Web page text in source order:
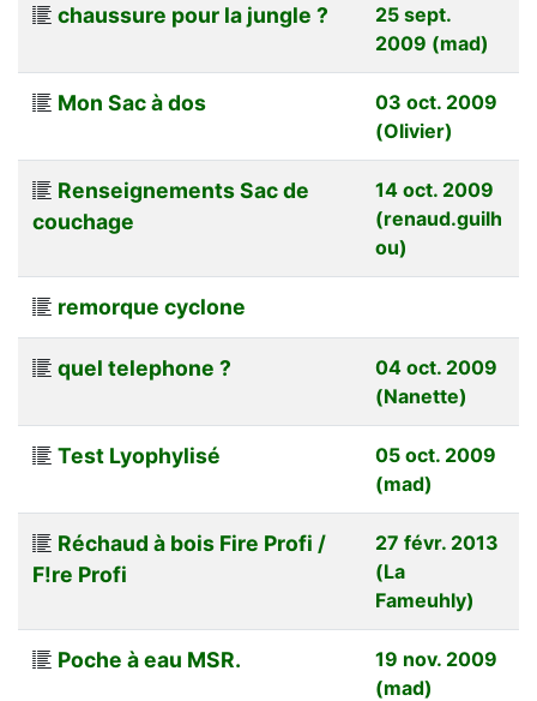
chaussure pour la jungle ?
25 sept.
2009 (mad)
Mon Sac à dos
03 oct. 2009
(Olivier)
Renseignements Sac de
couchage
14 oct. 2009
(renaud.guilh
ou)
remorque cyclone
quel telephone ?
04 oct. 2009
(Nanette)
Test Lyophylisé
05 oct. 2009
(mad)
Réchaud à bois Fire Profi /
F!re Profi
27 févr. 2013
(La
Fameuhly)
Poche à eau MSR.
19 nov. 2009
(mad)